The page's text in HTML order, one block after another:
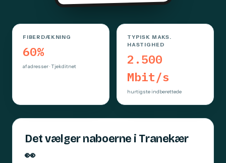
FIBERDÆKNING
60%
af adresser · Tjekditnet
TYPISK MAKS.
HASTIGHED
2.500
Mbit/s
hurtigste indberettede
Det vælger naboerne i Tranekær
👀